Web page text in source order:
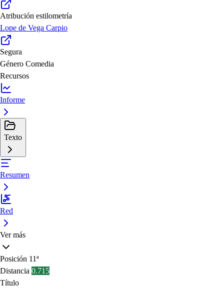
Atribución estilometría
Lope de Vega Carpio
Segura
Género Comedia
Recursos
Informe
Texto
Resumen
Red
Ver más
Posición 11ª
Distancia 0.715
Título